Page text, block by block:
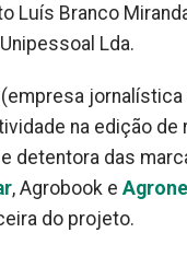
Luís Branco
Lda.
na edição de
detentora das
, Agrobook e
do projeto.